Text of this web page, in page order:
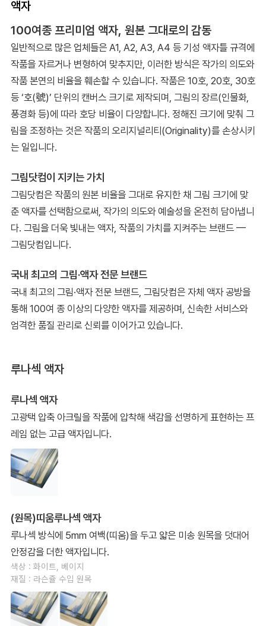
액자
100여종 프리미엄 액자, 원본 그대로의 감동
일반적으로 많은 업체들은 A1, A2, A3, A4 등 기성 액자틀 규격에
작품을 자르거나 변형하여 맞추지만, 이러한 방식은 작가의 의도와
작품 본연의 비율을 훼손할 수 있습니다. 작품은 10호, 20호, 30호
등 ‘호(號)’ 단위의 캔버스 크기로 제작되며, 그림의 장르(인물화,
풍경화 등)에 따라 호당 비율이 다양합니다. 정해진 크기에 맞춰 그
림을 조정하는 것은 작품의 오리지널리티(Originality)를 손상시키
는 일입니다.
그림닷컴이 지키는 가치
그림닷컴은 작품의 원본 비율을 그대로 유지한 채 그림 크기에 맞
춘 액자를 선택함으로써, 작가의 의도와 예술성을 온전히 담아냅니
다. 그림을 더욱 빛내는 액자, 작품의 가치를 지켜주는 브랜드 —
그림닷컴입니다.
국내 최고의 그림·액자 전문 브랜드
국내 최고의 그림·액자 전문 브랜드, 그림닷컴은 자체 액자 공방을
통해 100여 종 이상의 다양한 액자를 제공하며, 신속한 서비스와
엄격한 품질 관리로 신뢰를 이어가고 있습니다.
루나섹 액자
루나섹 액자
고광택 압축 아크릴을 작품에 압착해 색감을 선명하게 표현하는 프
레임 없는 고급 액자입니다.
(원목)띠움루나섹 액자
루나섹 방식에 5mm 여백(띠움)을 두고 얇은 미송 원목을 덧대어
안정감을 더한 액자입니다.
색상 : 화이트, 베이지
재질 : 라슨쥴 수입 원목